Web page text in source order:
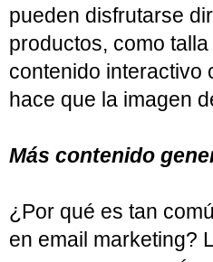
pueden disfrutarse
productos, como
contenido interactivo
hace que la imagen
Más contenido
¿Por qué es tan
en email marketing?